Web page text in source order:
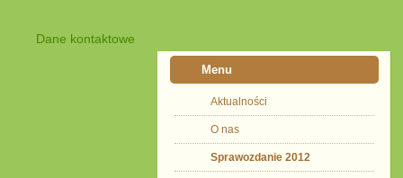
Dane kontaktowe
Menu
Aktualności
O nas
Sprawozdanie 2012